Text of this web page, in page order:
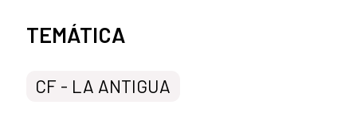
Categorías de la noticia
TEMÁTICA
CF - LA ANTIGUA